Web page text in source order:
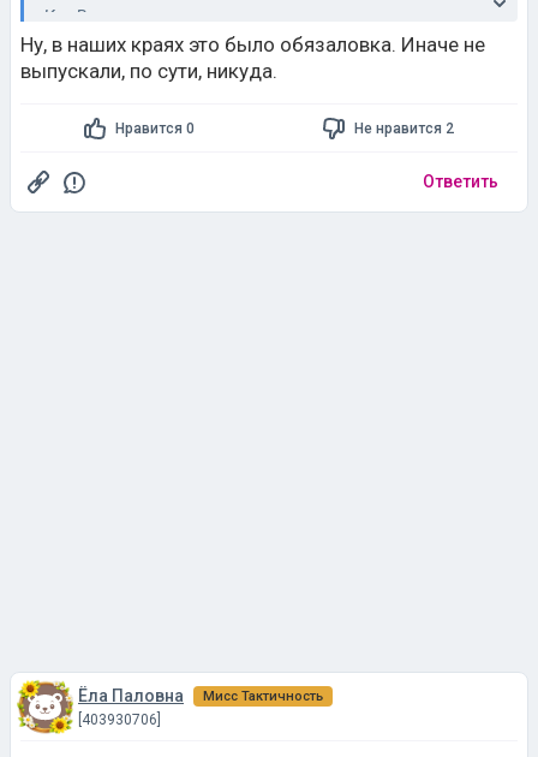
Кто Вам передал право говорить за них самих,
назовите этих «всех»?
Ну, в наших краях это было обязаловка. Иначе не
выпускали, по сути, никуда.
Нравится 0 Не нравится 2
Ответить
Ёла Паловна Мисс Тактичность
[403930706]